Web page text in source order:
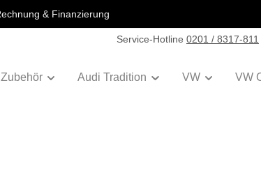
& Finanzierung
Service-Hotline 0201 / 8317-811
Zubehör Audi Tradition VW VW